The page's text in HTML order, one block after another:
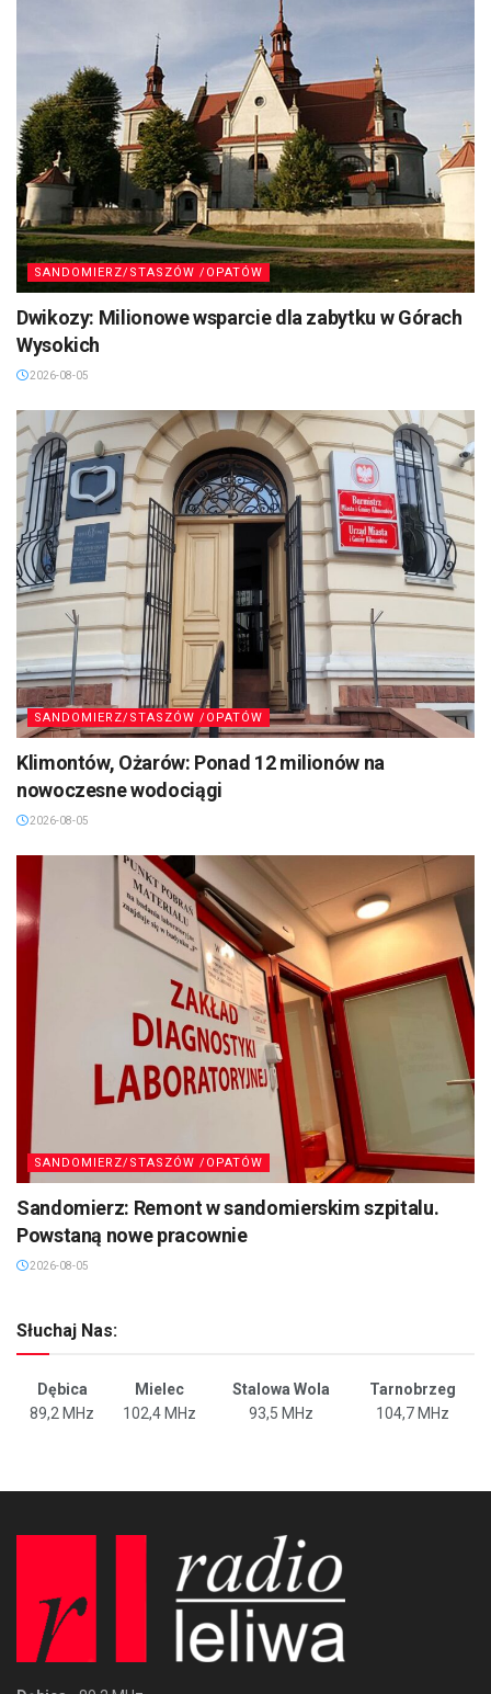
SANDOMIERZ/STASZÓW /OPATÓW
Dwikozy: Milionowe wsparcie dla zabytku w Górach
Wysokich
2026-08-05
SANDOMIERZ/STASZÓW /OPATÓW
Klimontów, Ożarów: Ponad 12 milionów na
nowoczesne wodociągi
2026-08-05
SANDOMIERZ/STASZÓW /OPATÓW
Sandomierz: Remont w sandomierskim szpitalu.
Powstaną nowe pracownie
2026-08-05
Słuchaj Nas:
Dębica Mielec Stalowa Wola
Tarnobrzeg
89,2 MHz
102,4 MHz 93,5 MHz 104,7 MHz